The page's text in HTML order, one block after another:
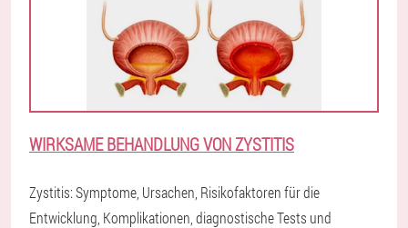
WIRKSAME BEHANDLUNG VON ZYSTITIS
Zystitis: Symptome, Ursachen, Risikofaktoren für die
Entwicklung, Komplikationen, diagnostische Tests und